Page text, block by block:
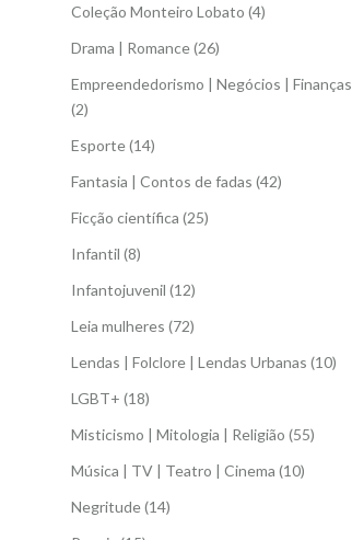
Coleção Monteiro Lobato (4)
Drama | Romance(26)
Empreendedorismo | Negócios | Finanças
(2)
Esporte(14)
Fantasia | Contos de fadas (42)
Ficção científica (25)
Infantil (8)
Infantojuvenil (12)
Leia mulheres (72)
Lendas | Folclore | Lendas Urbanas (10)
LGBT+ (18)
Misticismo | Mitologia | Religião (55)
Música | TV | Teatro | Cinema (10)
Negritude(14)